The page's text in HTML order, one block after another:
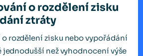
o rozdělení zisku
ztráty
rozdělení zisku nebo vypořádání
než vyhodnocení výše